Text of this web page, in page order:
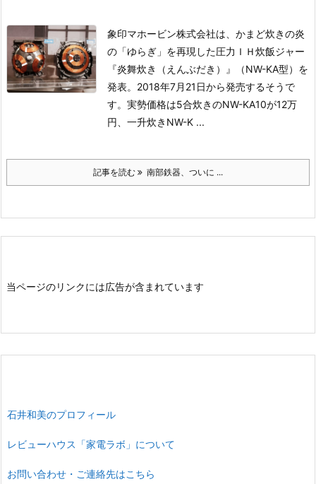
象印マホービン株式会社は、かまど炊きの炎
の「ゆらぎ」を再現した圧力ＩＨ炊飯ジャー
『炎舞炊き（えんぶだき）』（NW-KA型）を
発表。2018年7月21日から発売するそうで
す。実勢価格は5合炊きのNW-KA10が12万
円、一升炊きNW-K ...
記事を読む 南部鉄器、ついに ...
当ページのリンクには広告が含まれています
石井和美のプロフィール
レビューハウス「家電ラボ」について
お問い合わせ・ご連絡先はこちら